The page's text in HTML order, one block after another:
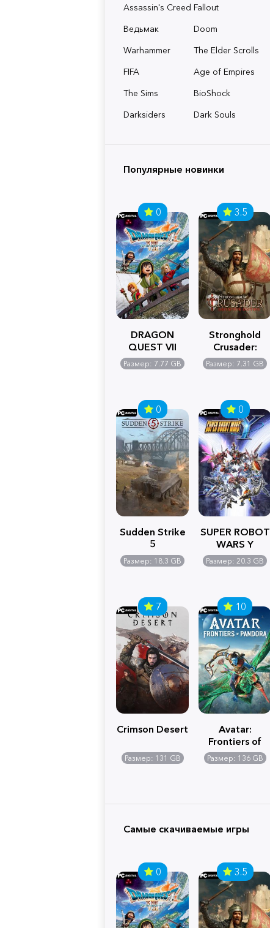
Assassin's Creed Fallout
Ведьмак
Doom
Warhammer
The Elder Scrolls
FIFA
Age of Empires
The Sims
BioShock
Darksiders
Dark Souls
Популярные новинки
0
DRAGON
QUEST VII
Reimagined
Размер: 7.77 GB
3.5
Stronghold
Crusader:
Definitive
Edition
Размер: 7.31 GB
0
Sudden Strike
5
Размер: 18.3 GB
0
SUPER ROBOT
WARS Y
Размер: 20.3 GB
7
Crimson Desert
Размер: 131 GB
10
Avatar:
Frontiers of
Pandora
Размер: 136 GB
Самые скачиваемые игры
0 3.5